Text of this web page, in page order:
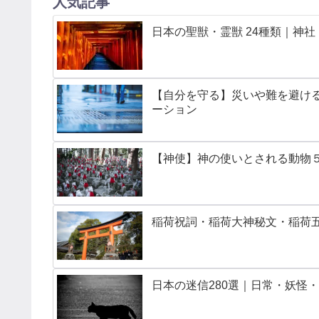
日本の聖獣・霊獣 24種類｜神
【自分を守る】災いや難を避
ーション
【神使】神の使いとされる動
稲荷祝詞・稲荷大神秘文・稲荷
日本の迷信280選｜日常・妖怪